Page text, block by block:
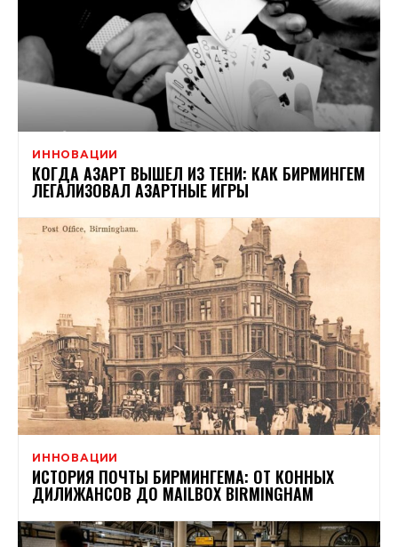
ИННОВАЦИИ
КОГДА АЗАРТ ВЫШЕЛ ИЗ ТЕНИ: КАК БИРМИНГЕМ
ЛЕГАЛИЗОВАЛ АЗАРТНЫЕ ИГРЫ
ИННОВАЦИИ
ИСТОРИЯ ПОЧТЫ БИРМИНГЕМА: ОТ КОННЫХ
ДИЛИЖАНСОВ ДО MAILBOX BIRMINGHAM